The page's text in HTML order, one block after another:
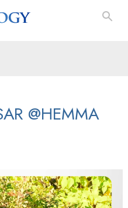
@HEMMA